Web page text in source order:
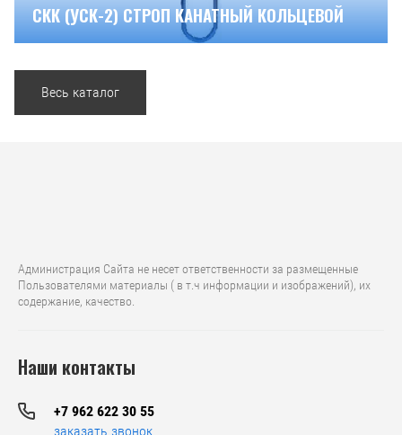
СКК (УСК-2) СТРОП КАНАТНЫЙ КОЛЬЦЕВОЙ
Весь каталог
Администрация Сайта не несет ответственности за размещенные
Пользователями материалы ( в т.ч информации и изображений), их
содержание, качество.
Наши контакты
+7 962 622 30 55
заказать звонок